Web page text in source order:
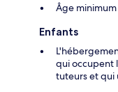
Âge
Enfants
qui occupent
tuteurs et qui